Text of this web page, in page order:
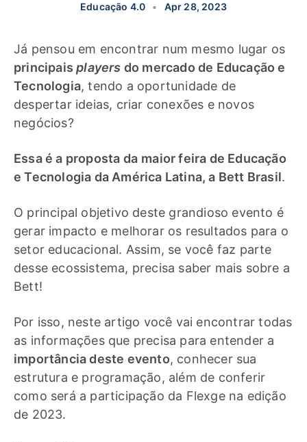
Educação 4.0 • Apr 28, 2023
Já pensou em encontrar num mesmo lugar os
principaisplayers do mercado de Educação e
Tecnologia, tendo a oportunidade de
despertar ideias, criar conexões e novos
negócios?
Essa é a proposta da maior feira de Educação
e Tecnologia da América Latina, a Bett Brasil.
O principal objetivo deste grandioso evento é
gerar impacto e melhorar os resultados para o
setor educacional. Assim, se você faz parte
desse ecossistema, precisa saber mais sobre a
Bett!
Por isso, neste artigo você vai encontrar todas
as informações que precisa para entender a
importância deste evento, conhecer sua
estrutura e programação, além de conferir
como será a participação da Flexge na edição
de 2023.